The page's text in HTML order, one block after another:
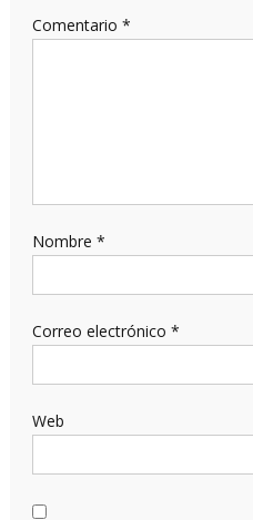
Comentario *
Nombre *
Correo electrónico *
Web